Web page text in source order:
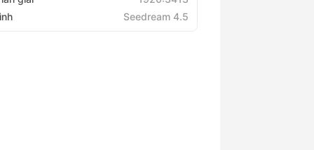
Seedream 4.5